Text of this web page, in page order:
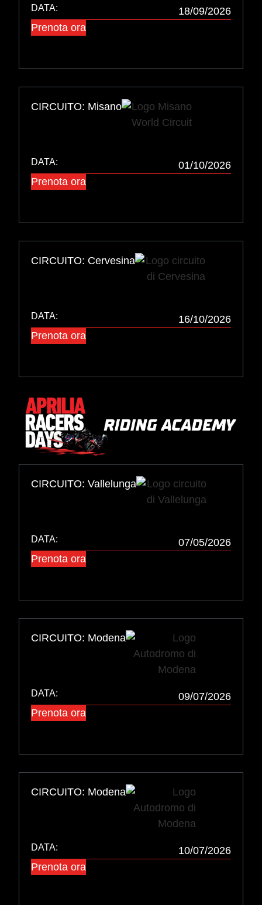
DATA:
18/09/2026
Prenota ora
CIRCUITO: Misano
DATA:
01/10/2026
Prenota ora
CIRCUITO: Cervesina
DATA:
16/10/2026
Prenota ora
CIRCUITO: Vallelunga
DATA:
07/05/2026
Prenota ora
CIRCUITO: Modena
DATA:
09/07/2026
Prenota ora
CIRCUITO: Modena
DATA:
10/07/2026
Prenota ora